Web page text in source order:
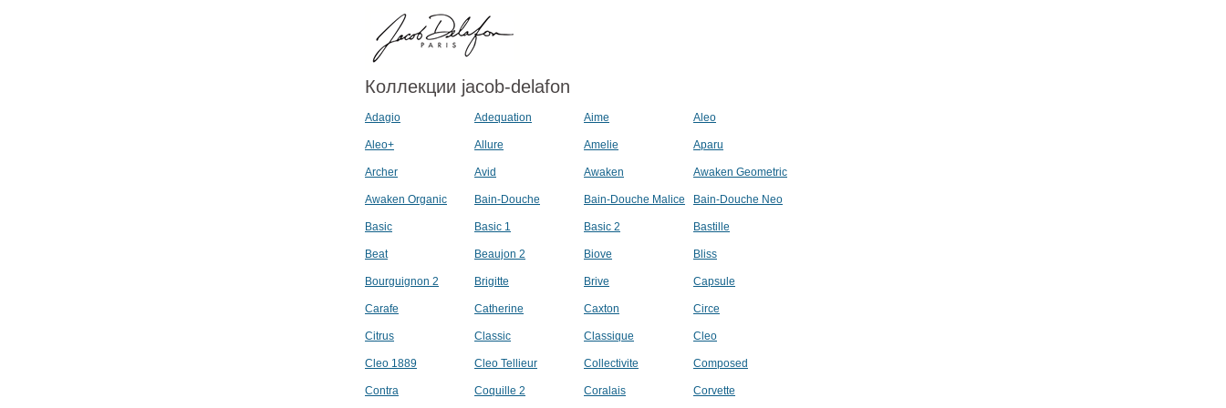
Коллекции jacob-delafon
Adagio Adequation Aime Aleo
Aleo+ Allure Amelie Aparu
Archer Avid Awaken Awaken Geometric
Awaken Organic Bain-Douche Bain-Douche Malice Bain-Douche Neo
Basic Basic 1 Basic 2 Bastille
Beat Beaujon 2 Biove Bliss
Bourguignon 2 Brigitte Brive Capsule
Carafe Catherine Caxton Circe
Citrus Classic Classique Cleo
Cleo 1889 Cleo Tellieur Collectivite Composed
Contra Coquille 2 Coralais Corvette